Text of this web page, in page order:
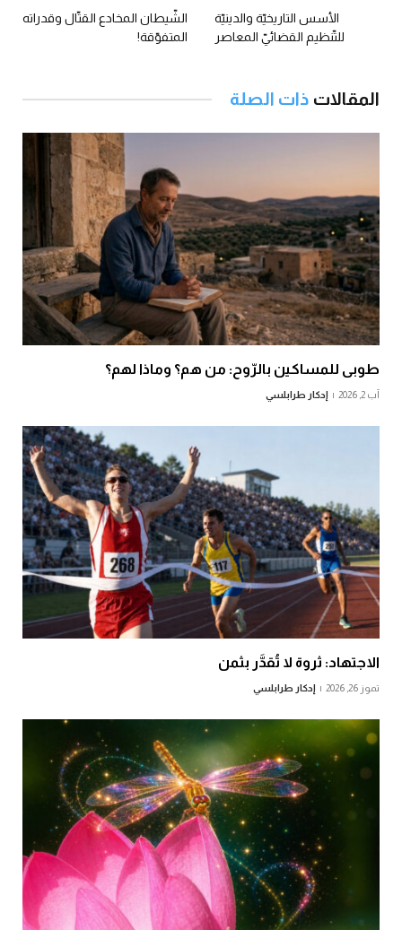
الأسس التاريخيّة والدينيّة
للتّنظيم القضائيّ المعاصر
الشّيطان المخادع القتّال وقدراته
المتفوّقة!
المقالات ذات الصلة
طوبى للمساكين بالرّوح: من هم؟ وماذا لهم؟
آب 2, 2026 إدكار طرابلسي
الاجتهاد: ثروة لا تُقدَّر بثمن
تموز 26, 2026 إدكار طرابلسي